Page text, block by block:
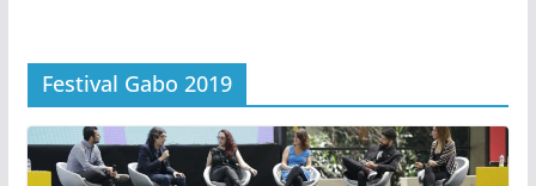
Festival Gabo 2019